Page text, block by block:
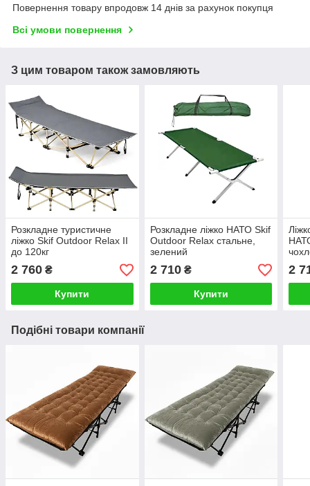
Повернення товару впродовж 14 днів за рахунок покупця
Всі умови повернення
З цим товаром також замовляють
Розкладне туристичне
ліжко Skif Outdoor Relax II
до 120кг
2 760 ₴
Купити
Розкладне ліжко НАТО Skif
Outdoor Relax стальне,
зелений
2 710₴
Купити
2
Подібні товари компанії